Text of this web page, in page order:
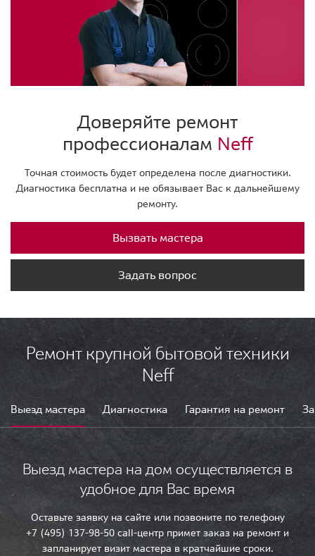
Доверяйте ремонт
профессионалам Neff
Точная стоимость будет определена после диагностики.
Диагностика бесплатна и не обязывает Вас к дальнейшему
ремонту.
Вызвать мастера
Задать вопрос
Ремонт крупной бытовой техники
Neff
Выезд мастера Диагностика Гарантия на ремонт
Выезд мастера на дом осуществляется в
удобное для Вас время
Оставьте заявку на сайте или позвоните по телефону
+7 (495) 137-98-50 call-центр примет заказ на ремонт и
запланирует визит мастера в кратчайшие сроки.